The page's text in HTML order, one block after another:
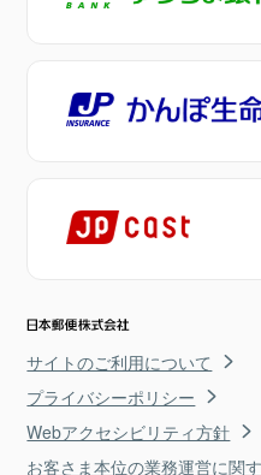
サイトのご利用について
プライバシーポリシー
Webアクセシビリティ方針
お客さま本位の業務運営に関